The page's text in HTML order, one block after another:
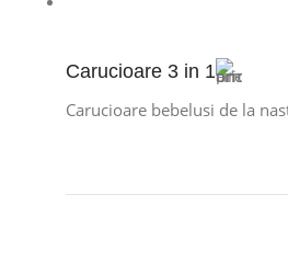
Carucioare 3 in 1
Carucioare bebelusi de la